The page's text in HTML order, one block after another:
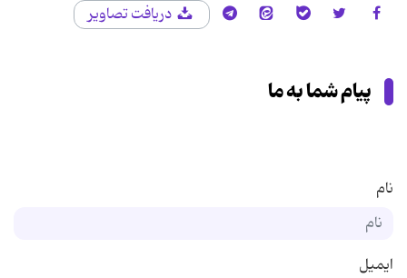
دریافت تصاویر
پیام شما به ما
نام
ایمیل